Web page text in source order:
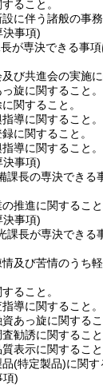
ること。
に伴う諸般の事
決事項)
が専決できる事
び共進会の実施に
旋に関すること。
関すること。
導に関すること。
に関すること。
導に関すること。
決事項)
課長の専決できる
推進に関すること
決事項)
課長が専決できる
及び苦情のうち
ること。
導に関すること。
あっ旋に関するこ
勧誘に関すること
表示に関すること
(特定製品)に関す
項)